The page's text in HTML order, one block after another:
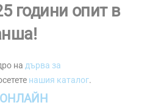
години опит в
на дърва за
нашия каталог.
ОНЛАЙН